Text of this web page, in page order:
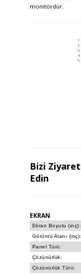
monitördür.
Bizi Ziyaret
Edin
EKRAN
Ekran Boyutu (inç):
Görüntü Alanı (inç):
Panel Türü:
Çözünürlük:
Çözünürlük Türü: